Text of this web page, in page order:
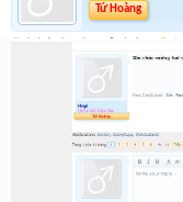
Tứ Hoàng